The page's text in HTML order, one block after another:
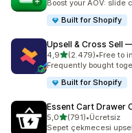
Boost your AOV: slide
Built for Shopify
Upsell & Cross Sell
4,95 yıldız üzerinden
(2.479)
toplam 2479 •Free to
Frequently bought
Built for Shopify
Essent Cart Drawer
5,05 yıldız üzerinden
(791)
toplam 791•Ücretsiz
Sepet çekmecesi